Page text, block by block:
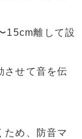
15cm離して設
させて音を伝
ため、防音マ